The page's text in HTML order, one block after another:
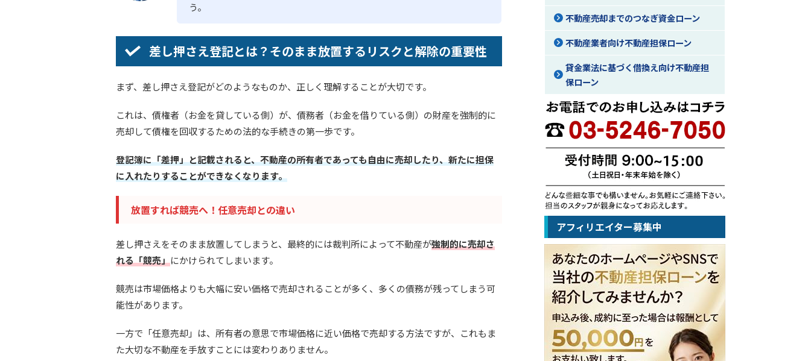
う。
差し押さえ登記とは？そのまま放置するリスクと解除の重要性
まず、差し押さえ登記がどのようなものか、正しく理解することが大切です。
これは、債権者（お金を貸している側）が、債務者（お金を借りている側）の財産を強制的に
売却して債権を回収するための法的な手続きの第一歩です。
登記簿に「差押」と記載されると、不動産の所有者であっても自由に売却したり、新たに担保
に入れたりすることができなくなります。
放置すれば競売へ！任意売却との違い
差し押さえをそのまま放置してしまうと、最終的には裁判所によって不動産が強制的に売却さ
れる「競売」にかけられてしまいます。
競売は市場価格よりも大幅に安い価格で売却されることが多く、多くの債務が残ってしまう可
能性があります。
一方で「任意売却」は、所有者の意思で市場価格に近い価格で売却する方法ですが、これもま
た大切な不動産を手放すことには変わりありません。
不動産売却までのつなぎ資金ローン
不動産業者向け不動産担保ローン
貸金業法に基づく借換え向け不動産担
保ローン
アフィリエイター募集中